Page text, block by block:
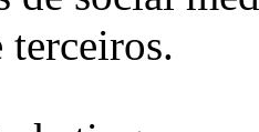
terceiros.